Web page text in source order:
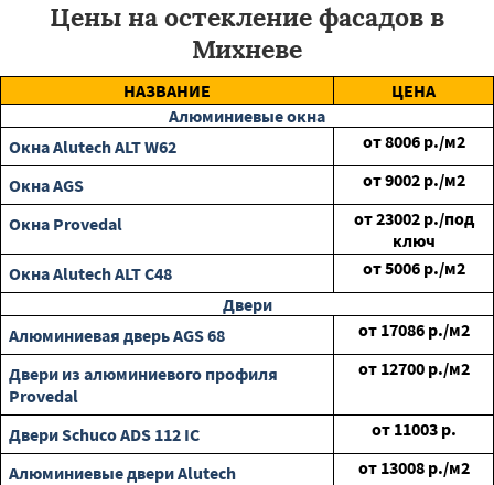
Цены на остекление фасадов в
Михневе
НАЗВАНИЕ
ЦЕНА
Алюминиевые окна
Окна Alutech ALT W62
от8006 р./м2
Окна AGS
от9002 р./м2
Окна Provedal
от23002 р./под
ключ
Окна Alutech ALT C48
от5006 р./м2
Двери
Алюминиевая дверь AGS 68
от 17086 р./м2
Двери из алюминиевого профиля
Provedal
от 12700 р./м2
Двери Schuco ADS 112 IC от 11003 р.
Алюминиевые двери Alutech
от 13008 р./м2